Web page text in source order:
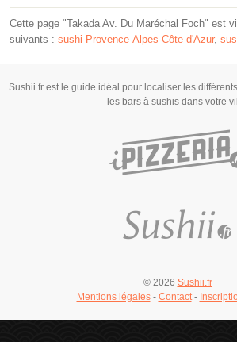
Cette page "Takada Av. Du Maréchal Foch" est
suivants : sushi Provence-Alpes-Côte d'Azur,
Sushii.fr est le guide idéal pour localiser les
les bars à sushis dans votre
© 2026 Sushii.fr
Mentions légales- Contact-